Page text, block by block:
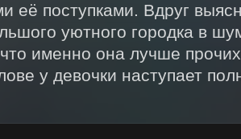
её поступками. Вдруг
уютного городка в
именно она лучше
у девочки наступает